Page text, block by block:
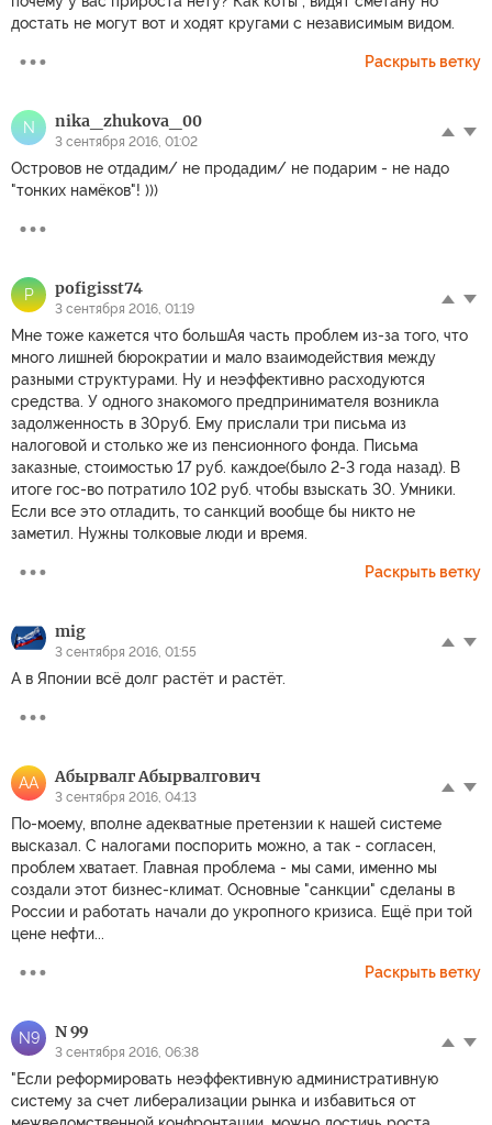
достать не могут вот и ходят кругами с независимым видом.
Раскрыть ветку
N nika_zhukova_00
3 сентября 2016, 01:02
Островов не отдадим/ не продадим/ не подарим - не надо
"тонких намёков"! )))
P pofigisst74
3 сентября 2016, 01:19
Мне тоже кажется что большАя часть проблем из-за того, что
много лишней бюрократии и мало взаимодействия между
разными структурами. Ну и неэффективно расходуются
средства. У одного знакомого предпринимателя возникла
задолженность в 30руб. Ему прислали три письма из
налоговой и столько же из пенсионного фонда. Письма
заказные, стоимостью 17 руб. каждое(было 2-3 года назад). В
итоге гос-во потратило 102 руб. чтобы взыскать 30. Умники.
Если все это отладить, то санкций вообще бы никто не
заметил. Нужны толковые люди и время.
Раскрыть ветку
mig
3 сентября 2016, 01:55
А в Японии всё долг растёт и растёт.
АА Абырвалг Абырвалгович
3 сентября 2016, 04:13
По-моему, вполне адекватные претензии к нашей системе
высказал. С налогами поспорить можно, а так - согласен,
проблем хватает. Главная проблема - мы сами, именно мы
создали этот бизнес-климат. Основные "санкции" сделаны в
России и работать начали до укропного кризиса. Ещё при той
цене нефти...
Раскрыть ветку
N9 N 99
3 сентября 2016, 06:38
"Если реформировать неэффективную административную
систему за счет либерализации рынка и избавиться от